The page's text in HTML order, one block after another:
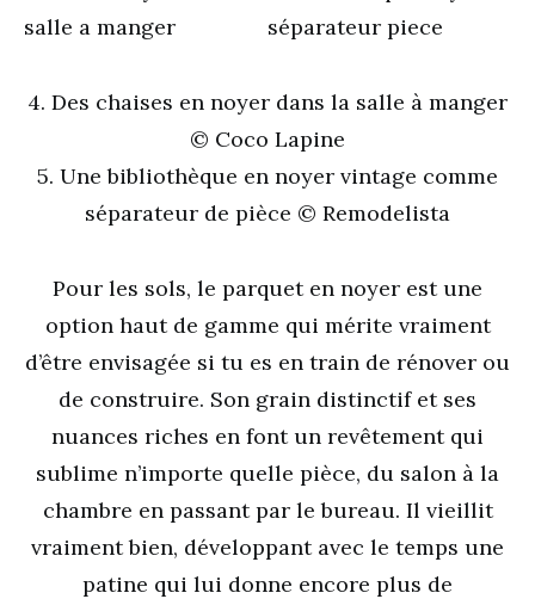
4. Des chaises en noyer dans la salle à manger
© Coco Lapine
5. Une bibliothèque en noyer vintage comme
séparateur de pièce © Remodelista
Pour les sols, le parquet en noyer est une
option haut de gamme qui mérite vraiment
d’être envisagée si tu es en train de rénover ou
de construire. Son grain distinctif et ses
nuances riches en font un revêtement qui
sublime n’importe quelle pièce, du salon à la
chambre en passant par le bureau. Il vieillit
vraiment bien, développant avec le temps une
patine qui lui donne encore plus de